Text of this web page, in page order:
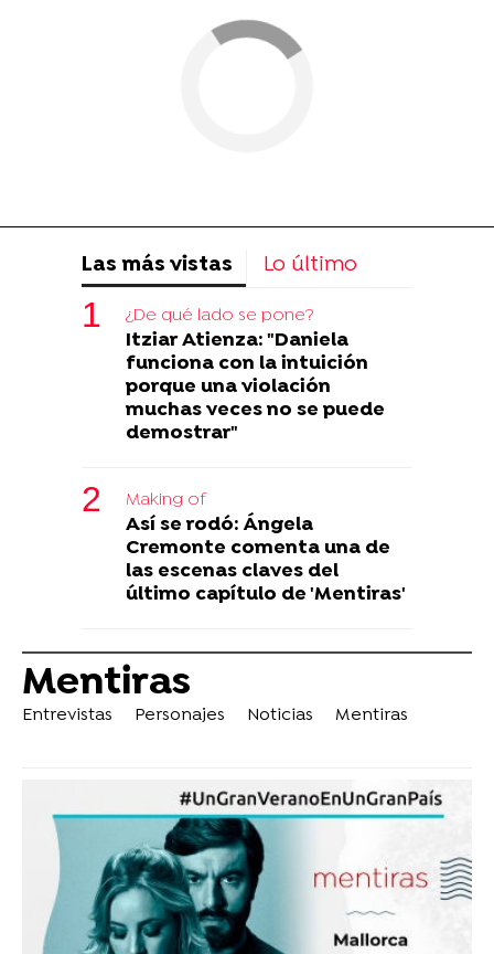
Las más vistas Lo último
¿De qué lado se pone?
Itziar Atienza: "Daniela
funciona con la intuición
porque una violación
muchas veces no se puede
demostrar"
Making of
Así se rodó: Ángela
Cremonte comenta una de
las escenas claves del
último capítulo de 'Mentiras'
Mentiras
Entrevistas Personajes Noticias Mentiras